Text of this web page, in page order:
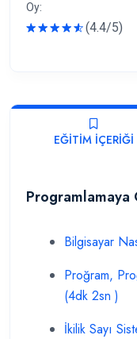
Oy:
(4.4/5)
EĞITIM İÇERIĞI
Programlamaya
Bilgisayar
Proğram,
(4dk 2sn )
İkilik Sayı